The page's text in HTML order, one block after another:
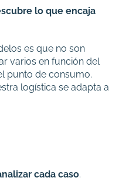
lo que encaja
es que no son
varios en función del
punto de consumo.
logística se adapta a
cada caso.